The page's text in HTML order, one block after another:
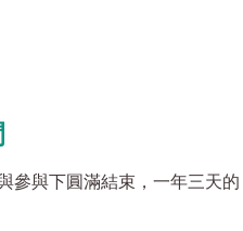
參與下圓滿結束，一年三天的